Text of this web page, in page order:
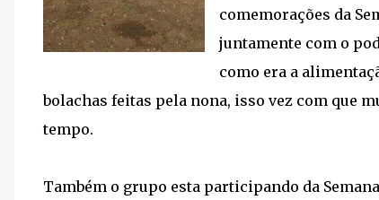
comemorações da
juntamente com o
como era a
bolachas feitas pela nona, isso vez com que
tempo.
Também o grupo esta participando da